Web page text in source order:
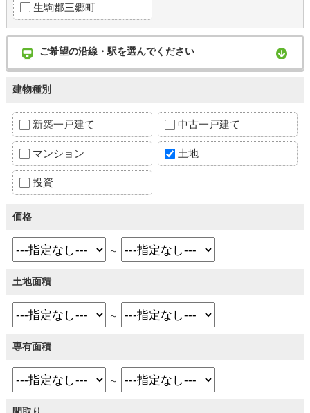
生駒郡三郷町
ご希望の沿線・駅を選んでください
建物種別
新築一戸建て 中古一戸建て
マンション 土地
投資
価格
～
土地面積
～
専有面積
～